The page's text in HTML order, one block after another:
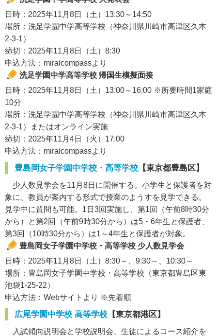
日時：2025年11月8日（土）13:30～14:50
場所：洗足学園中学高等学校（神奈川県川崎市高津区久本
2-3-1）
締切：2025年11月8日（土）8:30
申込方法：miraicompassより
洗足学園中学高等学校 帰国生模擬面接
日時：2025年11月8日（土）13:00～16:00 ※所要時間1家庭
10分
場所：洗足学園中学高等学校（神奈川県川崎市高津区久本
2-3-1）またはオンライン実施
締切：2025年11月4日（火）17:00
申込方法：miraicompassより
豊島岡女子学園中学校・高等学校 【東京都豊島区】
少人数見学会を11月8日に開催する。小学生と保護者を対
象に、教員が案内する形式で授業のようすを見学できる。
見学中に質問も可能。1日3回実施し、第1回（午前8時30分
から）と第2回（午前9時30分から）は5・6年生と保護者、
第3回（10時30分から）は1～4年生と保護者が対象。
豊島岡女子学園中学校・高等学校 少人数見学会
日時：2025年11月8日（土）8:30～、9:30～、10:30～
場所：豊島岡女子学園中学校・高等学校（東京都豊島区東
池袋1-25-22）
申込方法：Webサイトより ※先着順
広尾学園中学校 高等学校 【東京都港区】
入試傾向説明会と学校説明会、生徒によるコース紹介を